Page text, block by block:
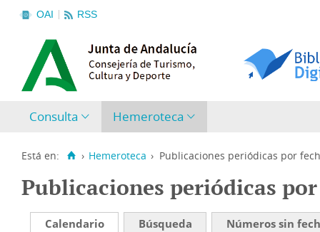
OAI RSS
Consulta Hemeroteca
Está en: › Hemeroteca › Publicaciones periódicas por
Publicaciones periódicas
Calendario Búsqueda
Números sin